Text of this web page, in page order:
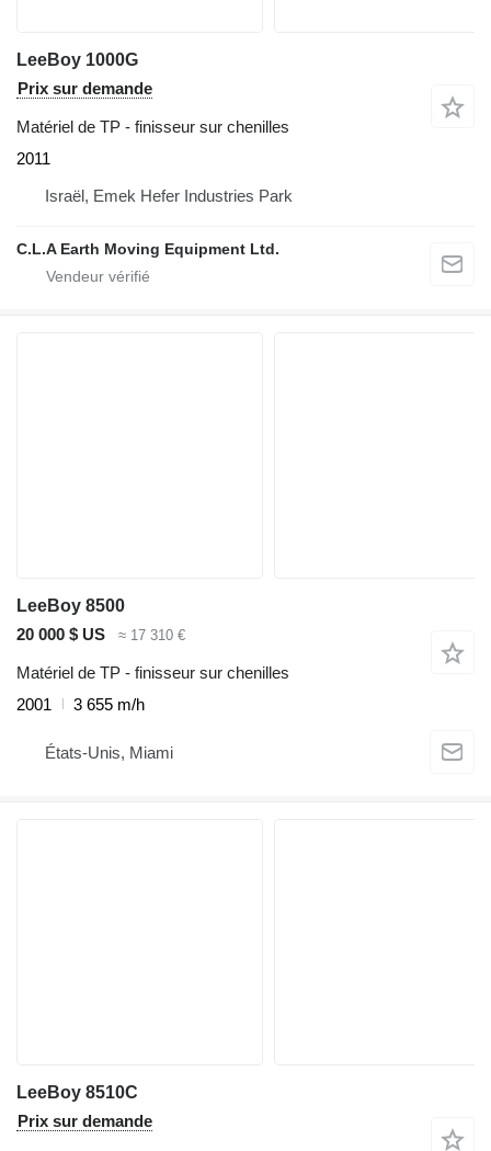
LeeBoy 1000G
Prix sur demande
Matériel de TP - finisseur sur chenilles
2011
Israël, Emek Hefer Industries Park
C.L.A Earth Moving Equipment Ltd.
LeeBoy 8500
20 000 $ US
≈ 17 310 €
Matériel de TP - finisseur sur chenilles
2001
3 655 m/h
États-Unis, Miami
LeeBoy 8510C
Prix sur demande